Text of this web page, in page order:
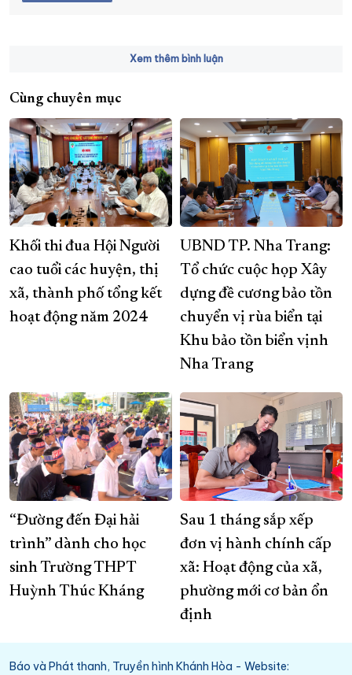
Xem thêm bình luận
Cùng chuyên mục
Khối thi đua Hội Người
cao tuổi các huyện, thị
xã, thành phố tổng kết
hoạt động năm 2024
UBND TP. Nha Trang:
Tổ chức cuộc họp Xây
dựng đề cương bảo tồn
chuyển vị rùa biển tại
Khu bảo tồn biển vịnh
Nha Trang
“Đường đến Đại hải
trình” dành cho học
sinh Trường THPT
Huỳnh Thúc Kháng
Sau 1 tháng sắp xếp
đơn vị hành chính cấp
xã: Hoạt động của xã,
phường mới cơ bản ổn
định
Báo và Phát thanh, Truyền hình Khánh Hòa - Website: